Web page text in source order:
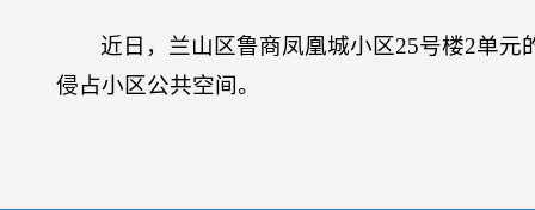
近日，兰山区鲁商凤凰城小区25号楼2单
侵占小区公共空间。